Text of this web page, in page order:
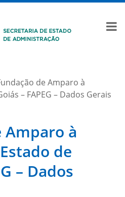
de Amparo à
– FAPEG – Dados Gerais
Amparo à
de
– Dados